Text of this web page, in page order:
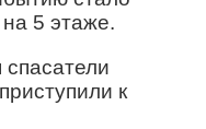
5 этаже.
к